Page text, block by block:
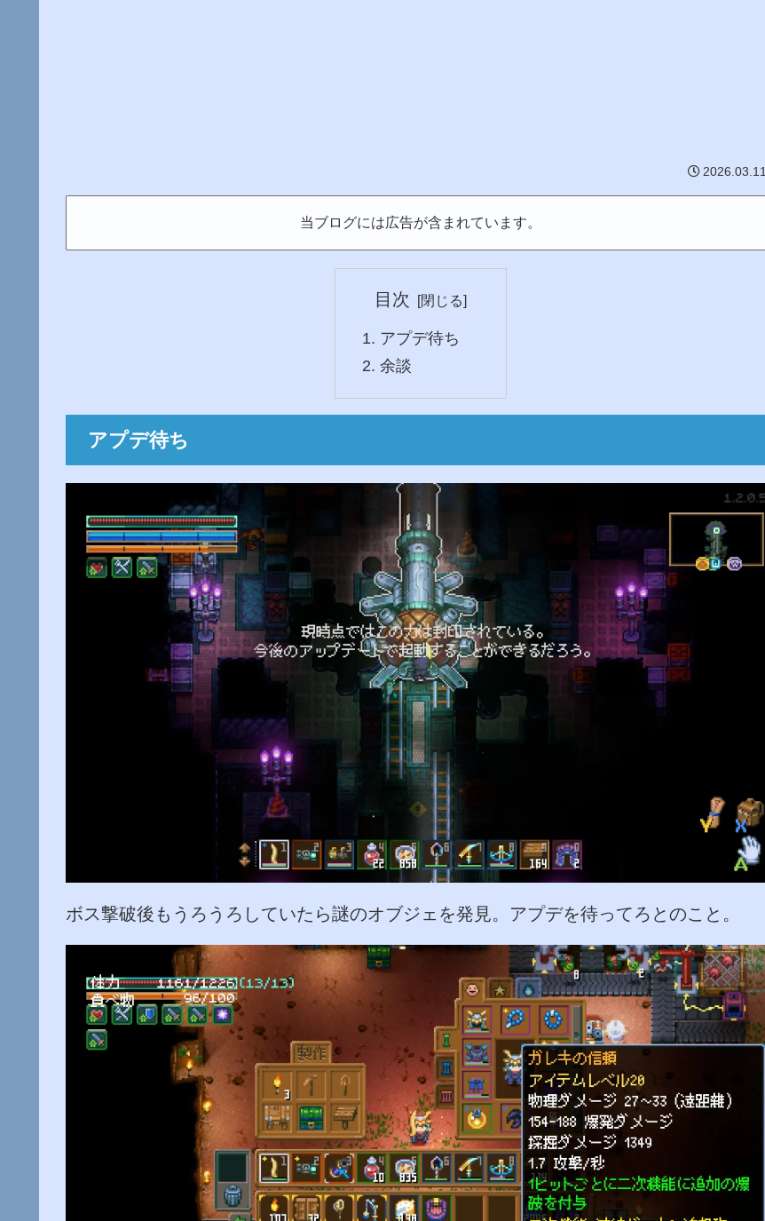
2026.03.11
当ブログには広告が含まれています。
目次
アプデ待ち
余談
アプデ待ち
ボス撃破後もうろうろしていたら謎のオブジェを発見。アプデを待ってろとのこと。